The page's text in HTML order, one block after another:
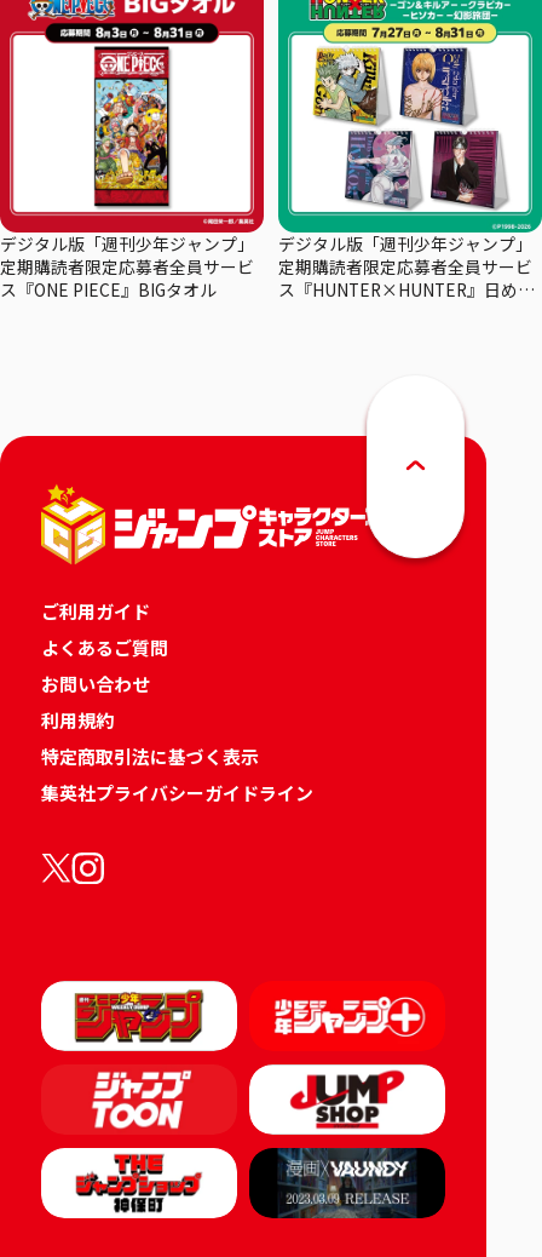
デジタル版「週刊少年ジャンプ」
定期購読者限定応募者全員サービ
ス『ONE PIECE』BIGタオル
デジタル版「週刊少年ジャンプ」
定期購読者限定応募者全員サービ
ス『HUNTER×HUNTER』日めく
ご利用ガイド
よくあるご質問
お問い合わせ
利用規約
特定商取引法に基づく表示
集英社プライバシーガイドライン